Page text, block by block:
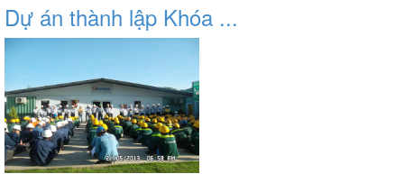
Dự án thành lập Khóa ...